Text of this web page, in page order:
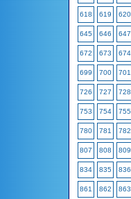
618 619 620
645 646 647
672 673 674
699 700 701
726 727 728
753 754 755
780 781 782
807 808 809
834 835 836
861 862 863